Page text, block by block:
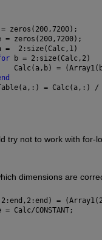
zeros(200,7200);
= zeros(200,7200);
=  2:size(Calc,1)
b = 2:size(Calc,2)
Calc(a,b) =
= Calc(a,:) /
try not to work with for-
dimensions are
=
= Calc/CONSTANT;